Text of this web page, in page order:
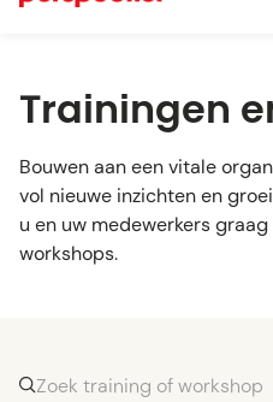
Trainingen
Bouwen aan een vitale
vol nieuwe inzichten en
u en uw medewerkers
workshops.